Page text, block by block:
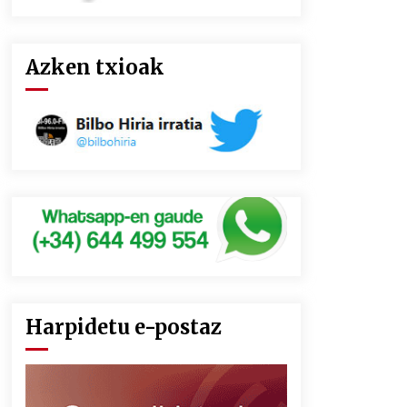
Azken txioak
Harpidetu e-postaz